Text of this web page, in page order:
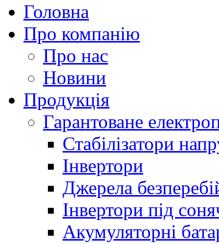
Головна
Про компанію
Про нас
Новини
Продукція
Гарантоване
Стабілізатори
Інвертори
Джерела
Інвертори під
Акумуляторні